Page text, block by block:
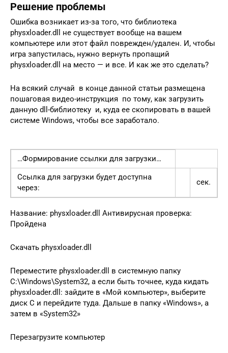
Решение проблемы
Ошибка возникает из-за того, что библиотека
physxloader.dll не существует вообще на вашем
компьютере или этот файл поврежден/удален. И, чтобы
игра запустилась, нужно вернуть пропащий
physxloader.dll на место — и все. И как же это сделать?
На всякий случай в конце данной статьи размещена
пошаговая видео-инструкция по тому, как загрузить
данную dll-библиотеку и, куда ее скопировать в вашей
системе Windows, чтобы все заработало.
…Формирование ссылки для загрузки…
Ссылка для загрузки будет доступна
через:
сек.
Название: physxloader.dll Антивирусная проверка:
Пройдена
Скачать physxloader.dll
Переместите physxloader.dll в системную папку
C:\Windows\System32, а если быть точнее, куда кидать
physxloader.dll: зайдите в «Мой компьютер», выберите
диск С и перейдите туда. Дальше в папку «Windows», а
затем в «System32»
Перезагрузите компьютер